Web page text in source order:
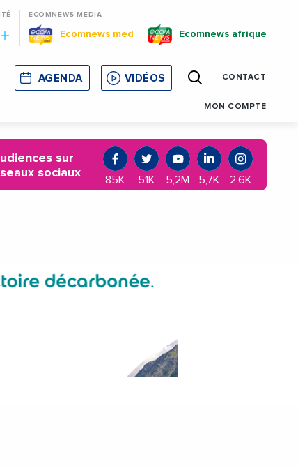
ECOMNEWS MEDIA
Ecomnews med Ecomnews afrique
CORSE MONACO CATALOGNE
AGENDA VIDÉOS CONTACT
MON COMPTE
sur
sociaux
85K 51K 5,2M 5,7K 2,6K